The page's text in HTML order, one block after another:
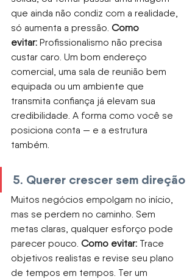
que ainda não condiz com a realidade,
só aumenta a pressão. Como
evitar: Profissionalismo não precisa
custar caro. Um bom endereço
comercial, uma sala de reunião bem
equipada ou um ambiente que
transmita confiança já elevam sua
credibilidade. A forma como você se
posiciona conta — e a estrutura
também.
5. Querer crescer sem direção
Muitos negócios empolgam no início,
mas se perdem no caminho. Sem
metas claras, qualquer esforço pode
parecer pouco. Como evitar: Trace
objetivos realistas e revise seu plano
de tempos em tempos. Ter um